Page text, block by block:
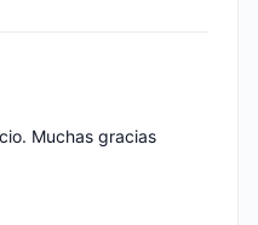
Muchas gracias